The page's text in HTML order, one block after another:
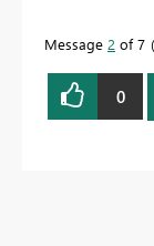
Message 2 of 7
0